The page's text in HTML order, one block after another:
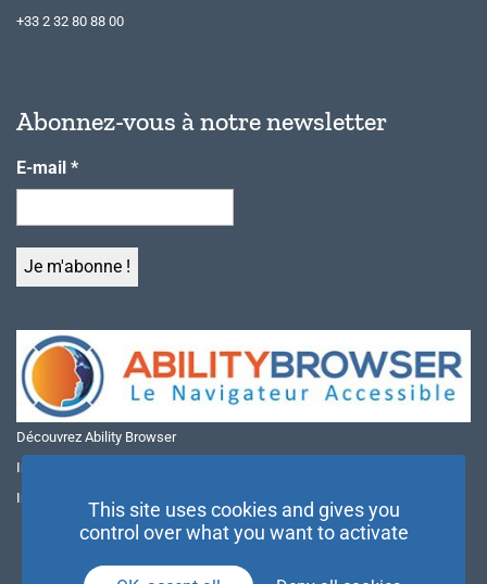
+33 2 32 80 88 00
Abonnez-vous à notre newsletter
E-mail *
Découvrez Ability Browser
Installer Ability Browser sur Windows
Installer Ability Browser sur Mac
This site uses cookies and gives you
control over what you want to activate